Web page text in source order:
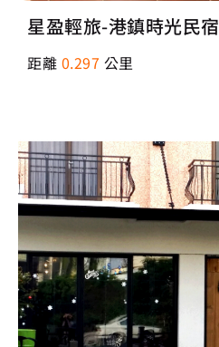
星盈輕旅-港鎮時光民宿
距離 0.297 公里